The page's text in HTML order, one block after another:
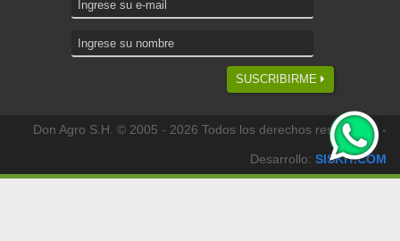
SUSCRIBIRME
Don Agro S.H. © 2005 - 2026 Todos los derechos reservados -
Desarrollo: SISKIT.COM